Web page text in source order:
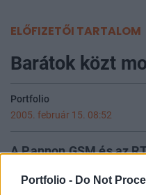
Portfolio - Do Not
ELŐFIZETŐI TARTALOM
Barátok közt
Portfolio
2005. február 15. 08:52
A Pannon GSM és az
tartalomszolgáltató
együttműködése